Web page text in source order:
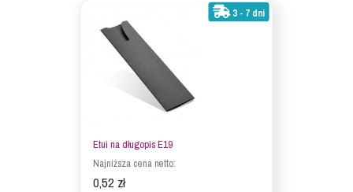
3 - 7 dni
Etui na długopis E19
Najniższa cena netto:
0,52 zł